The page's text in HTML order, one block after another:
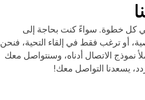
في كل خطوة. سواءً كنت بحاجة إلى
أو ترغب فقط في إلقاء التحية، فنحن
نموذج الاتصال أدناه، وسنتواصل معك
يسعدنا التواصل معك!